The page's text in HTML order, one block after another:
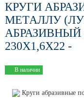
КРУГИ
МЕТАЛЛУ
АБРАЗИВНЫЙ
230Х1,6Х22 -
В наличии